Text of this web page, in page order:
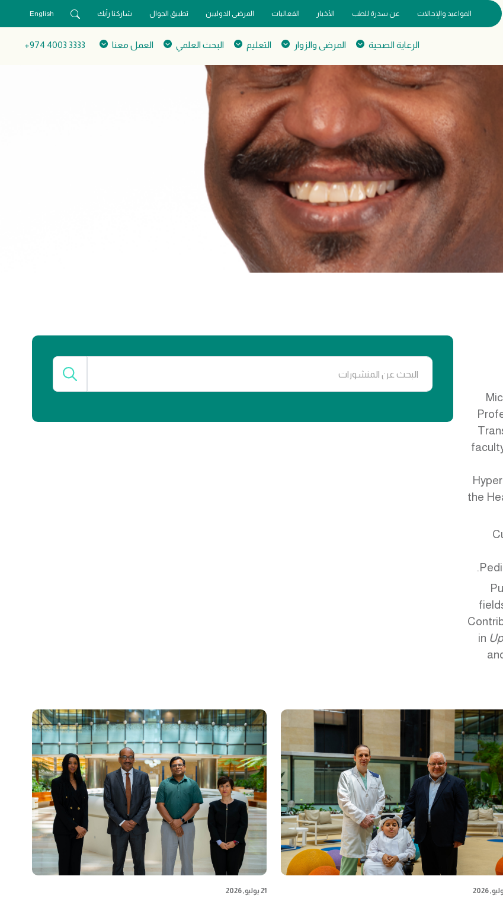
المواعيد والإحالات عن سدرة للطب الأخبار الفعاليات المرضى الدوليين تطبيق الجوال شاركنا رأيك English
الرعاية الصحية المرضى والزوار التعليم البحث العلمي العمل معنا 3333 4003 974+
the
in
21 يوليو, 2026